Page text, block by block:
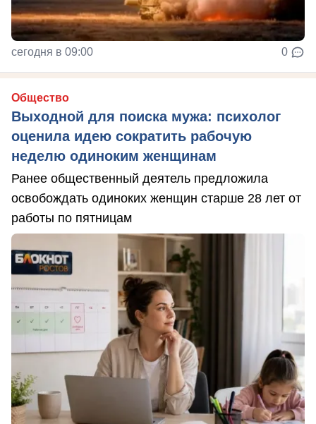
сегодня в 09:00 0
Общество
Выходной для поиска мужа: психолог
оценила идею сократить рабочую
неделю одиноким женщинам
Ранее общественный деятель предложила
освобождать одиноких женщин старше 28 лет от
работы по пятницам